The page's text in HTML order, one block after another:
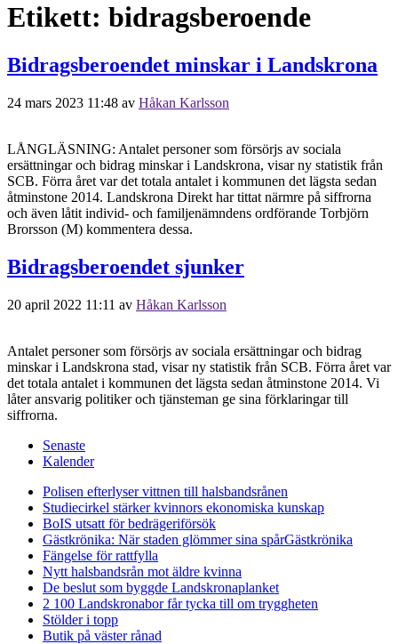
Etikett: bidragsberoende
Bidragsberoendet minskar i Landskrona
24 mars 2023 11:48 av Håkan Karlsson
LÅNGLÄSNING: Antalet personer som försörjs av sociala
ersättningar och bidrag minskar i Landskrona, visar ny statistik från
SCB. Förra året var det totala antalet i kommunen det lägsta sedan
åtminstone 2014. Landskrona Direkt har tittat närmre på siffrorna
och även låtit individ- och familjenämndens ordförande Torbjörn
Brorsson (M) kommentera dessa.
Bidragsberoendet sjunker
20 april 2022 11:11 av Håkan Karlsson
Antalet personer som försörjs av sociala ersättningar och bidrag
minskar i Landskrona stad, visar ny statistik från SCB. Förra året var
det totala antalet i kommunen det lägsta sedan åtminstone 2014. Vi
låter ansvarig politiker och tjänsteman ge sina förklaringar till
siffrorna.
Senaste
Kalender
Polisen efterlyser vittnen till halsbandsrånen
Studiecirkel stärker kvinnors ekonomiska kunskap
BoIS utsatt för bedrägeriförsök
Gästkrönika: När staden glömmer sina spårGästkrönika
Fängelse för rattfylla
Nytt halsbandsrån mot äldre kvinna
De beslut som byggde Landskronaplanket
2 100 Landskronabor får tycka till om tryggheten
Stölder i topp
Butik på väster rånad